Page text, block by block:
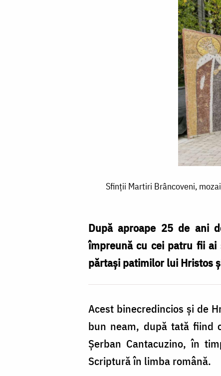
Sfinții Martiri Brâncoveni,
După aproape 25 de ani
împreună cu cei patru fii ai
părtași patimilor lui Hristos
Acest binecredincios și de
bun neam, după tată fiind
Șerban Cantacuzino, în
Scriptură în limba română.